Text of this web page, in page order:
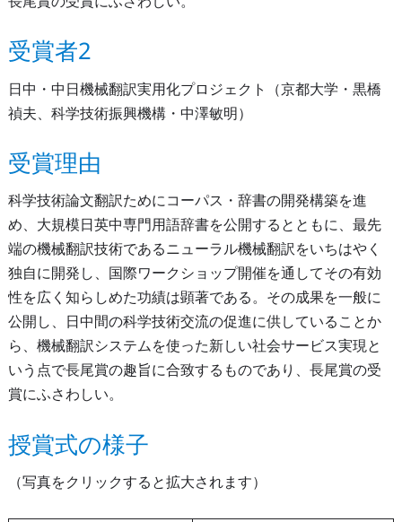
受賞者2
日中・中日機械翻訳実用化プロジェクト（京都大学・黒橋
禎夫、科学技術振興機構・中澤敏明）
受賞理由
科学技術論文翻訳ためにコーパス・辞書の開発構築を進
め、大規模日英中専門用語辞書を公開するとともに、最先
端の機械翻訳技術であるニューラル機械翻訳をいちはやく
独自に開発し、国際ワークショップ開催を通してその有効
性を広く知らしめた功績は顕著である。その成果を一般に
公開し、日中間の科学技術交流の促進に供していることか
ら、機械翻訳システムを使った新しい社会サービス実現と
いう点で長尾賞の趣旨に合致するものであり、長尾賞の受
賞にふさわしい。
授賞式の様子
（写真をクリックすると拡大されます）